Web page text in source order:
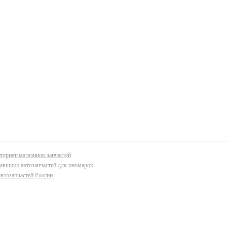
магазинов запчастей
автозапчастей для иномарок
России